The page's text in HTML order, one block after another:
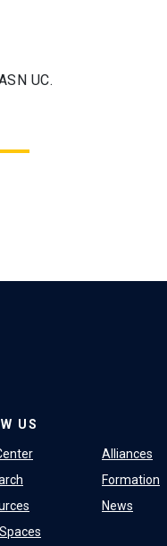
UC.
US
Alliances
Formation
News